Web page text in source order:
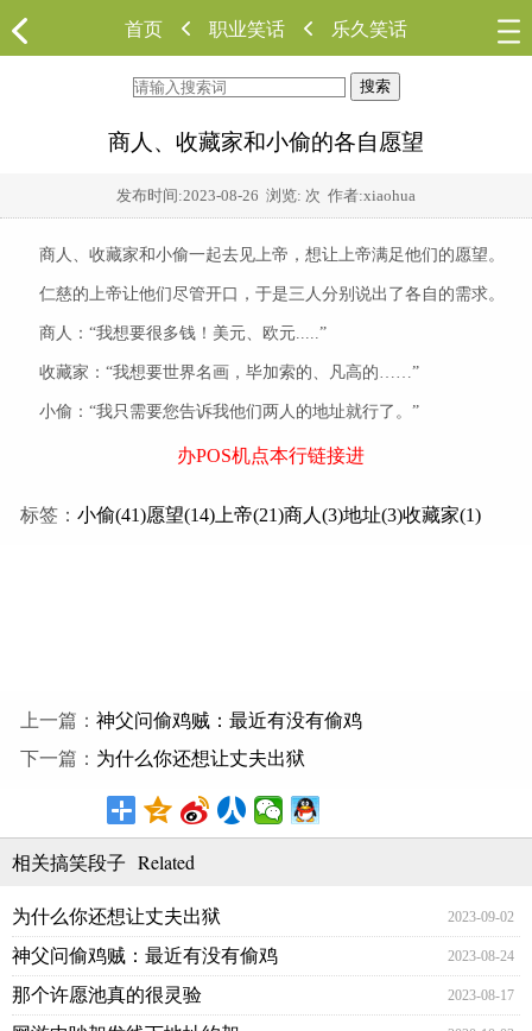
首页 职业笑话 乐久笑话
搜索
商人、收藏家和小偷的各自愿望
发布时间:2023-08-26 浏览: 次 作者:xiaohua
商人、收藏家和小偷一起去见上帝，想让上帝满足他们的愿望。
仁慈的上帝让他们尽管开口，于是三人分别说出了各自的需求。
商人：“我想要很多钱！美元、欧元.....”
收藏家：“我想要世界名画，毕加索的、凡高的……”
小偷：“我只需要您告诉我他们两人的地址就行了。”
办POS机点本行链接进
标签： 小偷(41)愿望(14)上帝(21)商人(3)地址(3)收藏家(1)
上一篇： 神父问偷鸡贼：最近有没有偷鸡
下一篇： 为什么你还想让丈夫出狱
相关搞笑段子 Related
为什么你还想让丈夫出狱 2023-09-02
神父问偷鸡贼：最近有没有偷鸡 2023-08-24
那个许愿池真的很灵验 2023-08-17